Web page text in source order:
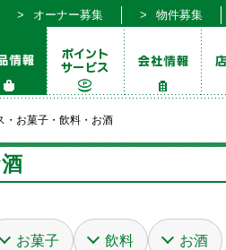
オーナー募集 物件募集
・お菓子・飲料・お酒
お菓子 飲料 お酒